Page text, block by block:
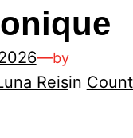
—by
Reisin